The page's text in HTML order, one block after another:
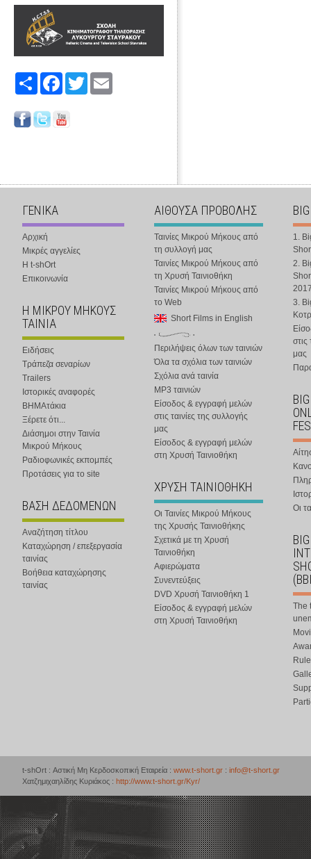
Share FacebookTwitter
ΓΕΝΙΚΑ
Αρχική
Μικρές αγγελίες
Η t-shOrt
Επικοινωνία
Η ΜΙΚΡΟΥ ΜΗΚΟΥΣ
ΤΑΙΝΙΑ
Ειδήσεις
Τράπεζα σεναρίων
Trailers
Ιστορικές αναφορές
ΒΗΜΑτάκια
Ξέρετε ότι...
Διάσημοι στην Ταινία
Μικρού Μήκους
Ραδιοφωνικές εκπομπές
Προτάσεις για το site
ΒΑΣΗ ΔΕΔΟΜΕΝΩΝ
Αναζήτηση τίτλου
Καταχώρηση / επεξεργασία
ταινίας
Βοήθεια καταχώρησης
ταινίας
ΑΙΘΟΥΣΑ ΠΡΟΒΟΛΗΣ
Ταινίες Μικρού Μήκους από
τη συλλογή μας
Ταινίες Μικρού Μήκους από
τη Χρυσή Ταινιοθήκη
Ταινίες Μικρού Μήκους από
το Web
Short Films in English
Περιλήψεις όλων των ταινιών
Όλα τα σχόλια των ταινιών
Σχόλια ανά ταινία
MP3 ταινιών
Είσοδος & εγγραφή μελών
στις ταινίες της συλλογής
μας
Είσοδος & εγγραφή μελών
στη Χρυσή Ταινιοθήκη
ΧΡΥΣΗ ΤΑΙΝΙΟΘΗΚΗ
Οι Ταινίες Μικρού Μήκους
της Χρυσής Ταινιοθήκης
Σχετικά με τη Χρυσή
Ταινιοθήκη
Αφιερώματα
Συνεντεύξεις
DVD Χρυσή Ταινιοθήκη 1
Είσοδος & εγγραφή μελών
στη Χρυσή Ταινιοθήκη
1.
2.
3.
στις
μας
Οι
The
t-shOrt : Αστική Μη Κερδοσκοπική Εταιρεία : www.t-short.gr : info@t-short.gr
Χατζημιχαηλίδης Κυριάκος : http://www.t-short.gr/Kyr/